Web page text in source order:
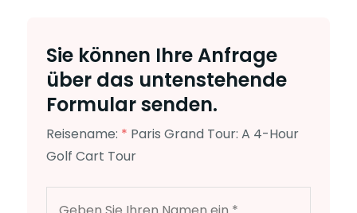
Sie können Ihre Anfrage
über das untenstehende
Formular senden.
Reisename: * Paris Grand Tour: A 4-Hour
Golf Cart Tour